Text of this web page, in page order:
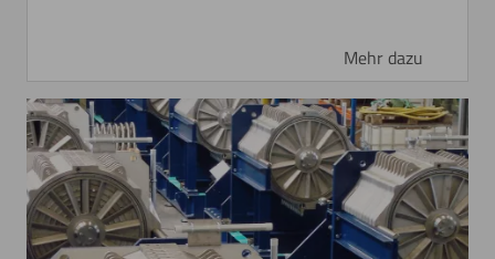
Mehr dazu